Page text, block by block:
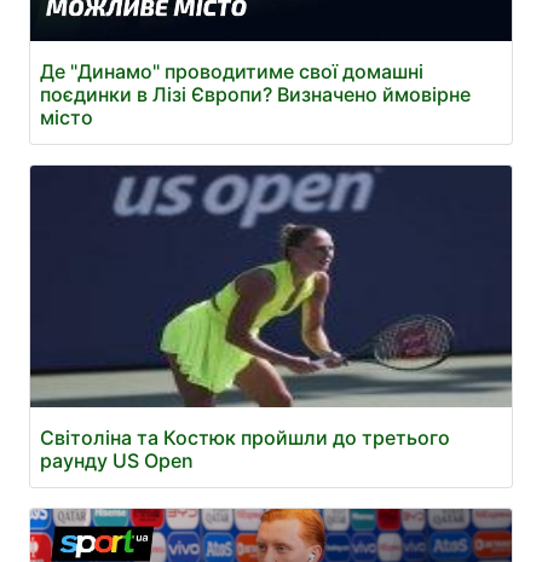
Де "Динамо" проводитиме свої домашні
поєдинки в Лізі Європи? Визначено ймовірне
місто
Світоліна та Костюк пройшли до третього
раунду US Open